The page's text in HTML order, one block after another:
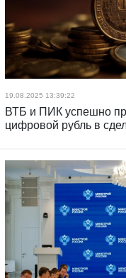
19.08.2025 13:39:22
ВТБ и ПИК успешно
цифровой рубль в